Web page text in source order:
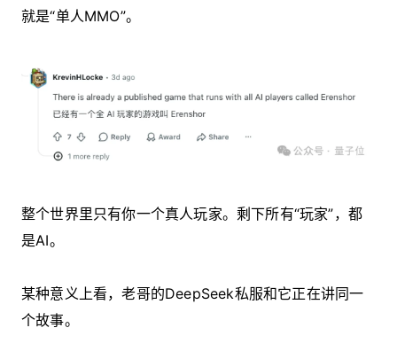
就是“单人MMO”。
整个世界里只有你一个真人玩家。剩下所有“玩家”，都
是AI。
某种意义上看，老哥的DeepSeek私服和它正在讲同一
个故事。